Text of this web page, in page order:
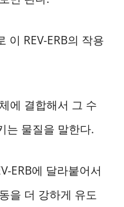
이 REV-ERB의 작용
에 결합해서 그 수
는 물질을 말한다.
ERB에 달라붙어서
을 더 강하게 유도